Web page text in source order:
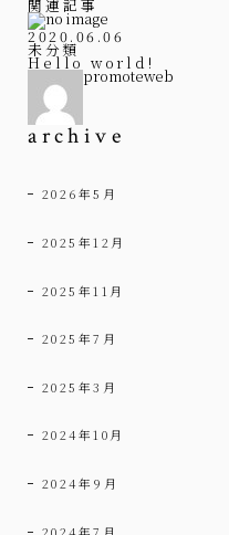
関連記事
2020.06.06
未分類
Hello world!
promoteweb
archive
2026年5月
2025年12月
2025年11月
2025年7月
2025年3月
2024年10月
2024年9月
2024年7月